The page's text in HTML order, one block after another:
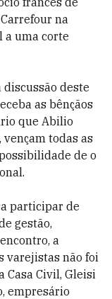
na
a uma corte
discussão deste
as bênçãos
que Abilio
todas as
de o
participar de
gestão,
a
varejistas não foi
Casa Civil, Gleisi
empresário